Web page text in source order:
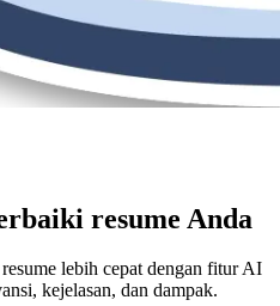
resume Anda
lebih cepat dengan fitur AI
kejelasan, dan dampak.